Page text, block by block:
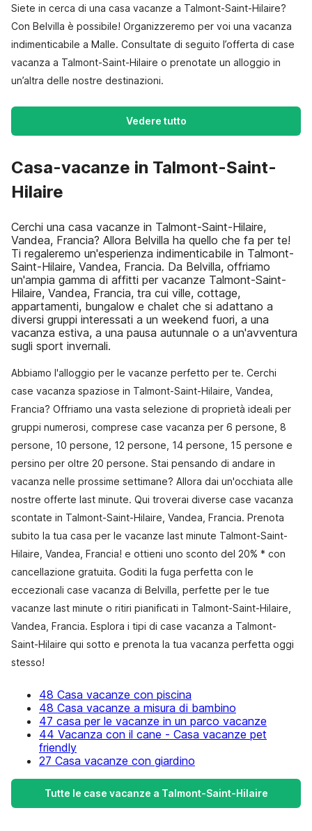
Siete in cerca di una casa vacanze a Talmont-Saint-Hilaire?
Con Belvilla è possibile! Organizzeremo per voi una vacanza
indimenticabile a Malle. Consultate di seguito l’offerta di case
vacanza a Talmont-Saint-Hilaire o prenotate un alloggio in
un’altra delle nostre destinazioni.
Vedere tutto
Casa-vacanze in Talmont-Saint-
Hilaire
Cerchi una casa vacanze in Talmont-Saint-Hilaire,
Vandea, Francia? Allora Belvilla ha quello che fa per te!
Ti regaleremo un'esperienza indimenticabile in Talmont-
Saint-Hilaire, Vandea, Francia. Da Belvilla, offriamo
un'ampia gamma di affitti per vacanze Talmont-Saint-
Hilaire, Vandea, Francia, tra cui ville, cottage,
appartamenti, bungalow e chalet che si adattano a
diversi gruppi interessati a un weekend fuori, a una
vacanza estiva, a una pausa autunnale o a un'avventura
sugli sport invernali.
Abbiamo l'alloggio per le vacanze perfetto per te. Cerchi
case vacanza spaziose in Talmont-Saint-Hilaire, Vandea,
Francia? Offriamo una vasta selezione di proprietà ideali per
gruppi numerosi, comprese case vacanza per 6 persone, 8
persone, 10 persone, 12 persone, 14 persone, 15 persone e
persino per oltre 20 persone. Stai pensando di andare in
vacanza nelle prossime settimane? Allora dai un'occhiata alle
nostre offerte last minute. Qui troverai diverse case vacanza
scontate in Talmont-Saint-Hilaire, Vandea, Francia. Prenota
subito la tua casa per le vacanze last minute Talmont-Saint-
Hilaire, Vandea, Francia! e ottieni uno sconto del 20% * con
cancellazione gratuita. Goditi la fuga perfetta con le
eccezionali case vacanza di Belvilla, perfette per le tue
vacanze last minute o ritiri pianificati in Talmont-Saint-Hilaire,
Vandea, Francia. Esplora i tipi di case vacanza a Talmont-
Saint-Hilaire qui sotto e prenota la tua vacanza perfetta oggi
stesso!
48 Casa vacanze con piscina
48 Casa vacanze a misura di bambino
47 casa per le vacanze in un parco vacanze
44 Vacanza con il cane - Casa vacanze pet
friendly
27 Casa vacanze con giardino
Tutte le case vacanze a Talmont-Saint-Hilaire